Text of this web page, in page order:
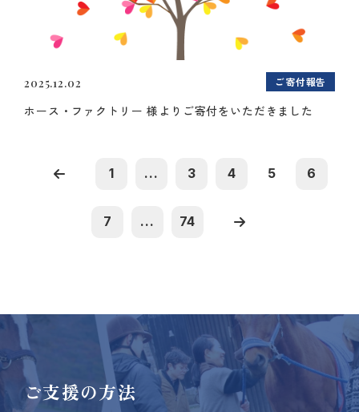
2025.12.02 ご寄付報告
ホース・ファクトリー 様よりご寄付をいただきました
1 ... 3 4 5 6
7 ... 74
ご支援の方法